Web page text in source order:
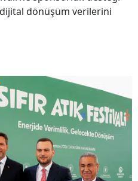
dönüşüm verilerini